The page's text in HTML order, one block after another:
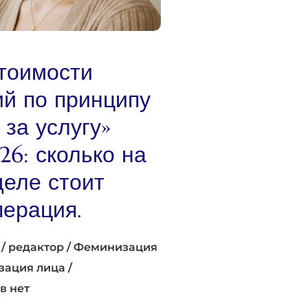
по принципу
услугу»
сколько на
стоит
/ редактор / Феминизация
лица /
нет